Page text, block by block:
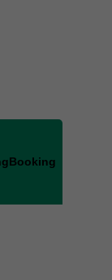
Booking